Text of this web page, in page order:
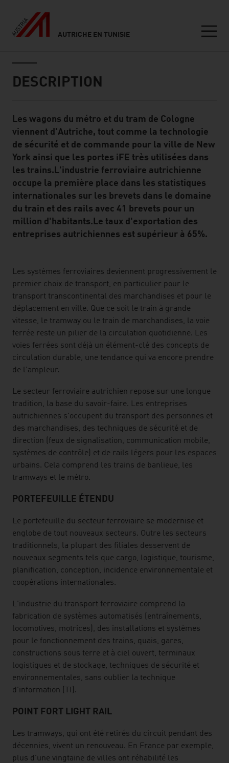
AUTRICHE EN TUNISIE
DESCRIPTION
Standard Content Module
Les wagons du métro et du tram de Cologne
viennent d'Autriche, tout comme la technologie
de sécurité et de commande pour la ville de New
York ainsi que les portes iFE très utilisées dans
les trains.L'industrie ferroviaire autrichienne
occupe la première place dans les statistiques
internationales sur les brevets dans le domaine
du train et des rails avec 41 brevets pour un
million d'habitants.Le taux d'exportation des
entreprises autrichiennes est supérieur à 65%.
listen
Les systèmes ferroviaires deviennent progressivement le
premier choix de transport, en particulier pour le
transport transcontinental des marchandises et pour le
déplacement en ville. Que ce soit le train à grande
vitesse, le tramway ou le train de marchandises, la voie
ferrée reste un pilier de la circulation quotidienne. Les
voies ferrées sont déjà un élément-clé des concepts de
circulation durable, une tendance qui va encore prendre
de l'ampleur.
Le secteur ferroviaire autrichien repose sur une longue
tradition, la base du savoir-faire. Les entreprises
autrichiennes s'occupent du transport des personnes et
des marchandises, des techniques de sécurité et de
direction (feux de signalisation, communication mobile,
systèmes de contrôle) et de rails légers pour les espaces
urbains. Cela comprend les trains de banlieue, les
tramways et le métro.
PORTEFEUILLE ÉTENDU
Le portefeuille du secteur ferroviaire se modernise et
englobe de tout nouveaux secteurs. Outre les secteurs
traditionnels, la plupart des filiales desservent de
nouveaux segments tels que cargo, logistique, tourisme,
planification, conception, incidence environnementale et
coopérations internationales.
L'industrie du transport ferroviaire comprend la
fabrication de systèmes automatisés (entraînements,
locomotives, motrices), des installations et systèmes
pour le fonctionnement des trains, quais, gares,
constructions sous terre et à ciel ouvert, terminaux
logistiques et de stockage, techniques de sécurité et
environnementales, sans oublier la technique
d'information (TI).
POINT FORT LIGHT RAIL
Les tramways, qui ont été retirés du circuit pendant des
décennies, vivent un renouveau. En France par exemple,
plus d'une vingtaine de villes ont réhabilité les